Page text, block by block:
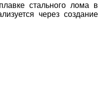
стального лома в
через создание